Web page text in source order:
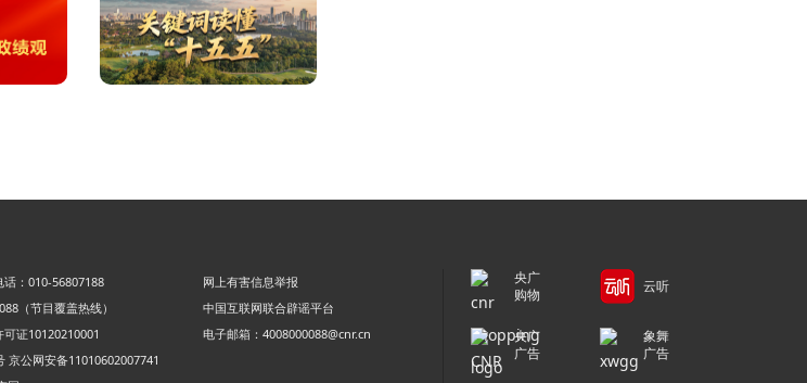
：010-56807188
网上有害信息举报
（节目覆盖热线）
中国互联网联合辟谣平台
证10120210001
电子邮箱：4008000088@cnr.cn
京公网安备11010602007741
央广
购物
云听
央广
广告
象舞
广告